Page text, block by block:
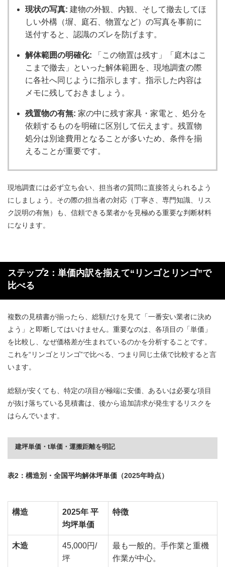
現状の写真: 建物の外観、内観、そして撤去してほ
しい外構（塀、庭石、物置など）の写真を事前に
送付すると、認識のズレを防げます。
解体範囲の明確化: 「この物置は残す」「庭木はこ
こまで撤去」といった解体範囲を、現地調査の際
に各社へ同じように指示します。指示した内容は
メモに残しておきましょう。
残置物の有無: 家の中に残す家具・家電と、処分を
依頼するものを明確に区別して伝えます。残置物
処分は別途費用となることが多いため、条件を揃
えることが重要です。
現地調査には必ず立ち会い、担当者の質問に直接答えられるよう
にしましょう。その際の担当者の対応（丁寧さ、専門知識、リス
ク説明の有無）も、信頼できる業者かを見極める重要な判断材料
になります。
ステップ2：単価内訳を揃えて“リンゴとリンゴ”で
比べる
複数の見積書が揃ったら、総額だけを見て「一番安い業者に決め
よう」と即断してはいけません。重要なのは、各項目の「単価」
を比較し、なぜ価格差が生まれているのかを分析することです。
これを“リンゴとリンゴ”で比べる、つまり同じ土俵で比較すると言
います。
総額が安くても、特定の項目が極端に安価、あるいは必要な項目
が抜け落ちている見積書は、後から追加請求が発生するリスクを
はらんでいます。
建坪単価・t単価・運搬距離を明記
表2：構造別・全国平均解体坪単価（2025年時点）
構造
2025年 平
均坪単価
特徴
木造
45,000円/
坪
最も一般的。手作業と重機
作業が中心。